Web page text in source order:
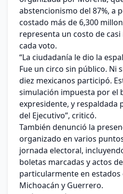
abstencionismo del 87%, a
costado más de 6,300
representa un costo de
cada voto.
“La ciudadanía le dio la
Fue un circo sin público. Ni
diez mexicanos participó.
simulación impuesta por el
expresidente, y respaldada
del Ejecutivo”, criticó.
También denunció la
organizado en varios
jornada electoral,
boletas marcadas y actos
particularmente en estados
Michoacán y Guerrero.